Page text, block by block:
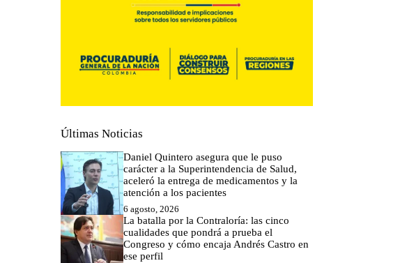
Últimas Noticias
Daniel Quintero asegura que le puso
carácter a la Superintendencia de Salud,
aceleró la entrega de medicamentos y la
atención a los pacientes
6 agosto, 2026
La batalla por la Contraloría: las cinco
cualidades que pondrá a prueba el
Congreso y cómo encaja Andrés Castro en
ese perfil